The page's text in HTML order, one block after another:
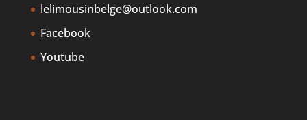
lelimousinbelge@outlook.com
Facebook
Youtube